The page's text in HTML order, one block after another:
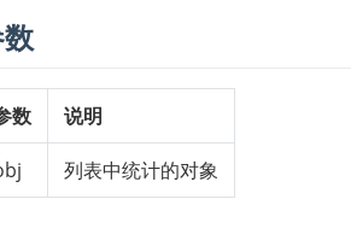
数 说明
列表中统计的对象